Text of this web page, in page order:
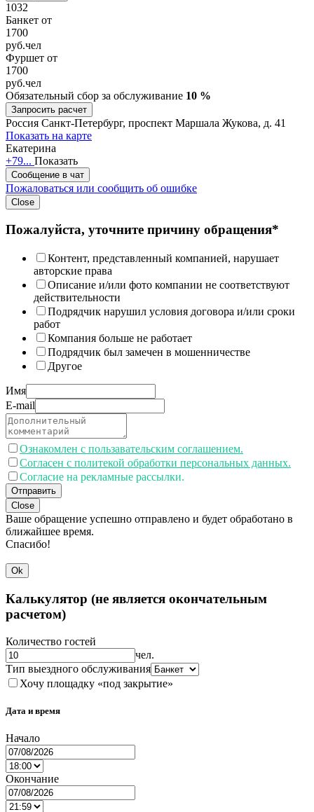
1032
Банкет от
1700
руб.чел
Фуршет от
1700
руб.чел
Обязательный сбор за обслуживание 10 %
Запросить расчет
Россия Санкт-Петербург, проспект Маршала Жукова, д. 41
Показать на карте
Екатерина
+79... Показать
Сообщение в чат
Пожаловаться или сообщить об ошибке
Close
Пожалуйста, уточните причину обращения*
Контент, представленный компанией, нарушает
авторские права
Описание и/или фото компании не соответствуют
действительности
Подрядчик нарушил условия договора и/или сроки
работ
Компания больше не работает
Подрядчик был замечен в мошенничестве
Другое
Имя
E-mail
Ознакомлен с пользавательским соглашением.
Согласен с политекой обработки персональных данных.
Согласие на рекламные рассылки.
Отправить
Close
Ваше обращение успешно отправлено и будет обработано в
ближайшее время.
Спасибо!
Ok
Калькулятор (не является окончательным
расчетом)
Количество гостей
чел.
Тип выездного обслуживания
Хочу площадку «под закрытие»
Дата и время
Начало
Окончание